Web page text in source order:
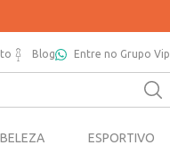
Blog Entre no Grupo Vip
BELEZA ESPORTIVO